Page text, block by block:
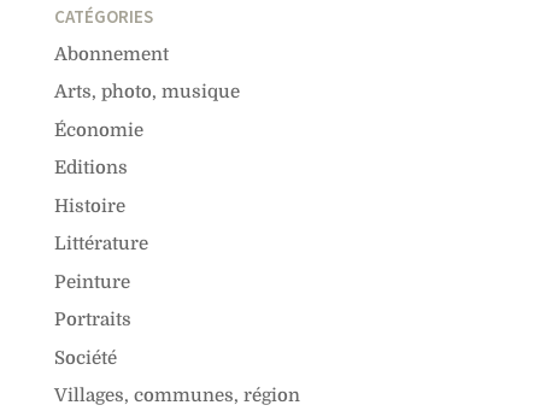
CATÉGORIES
Abonnement
Arts, photo, musique
Économie
Editions
Histoire
Littérature
Peinture
Portraits
Société
Villages, communes, région